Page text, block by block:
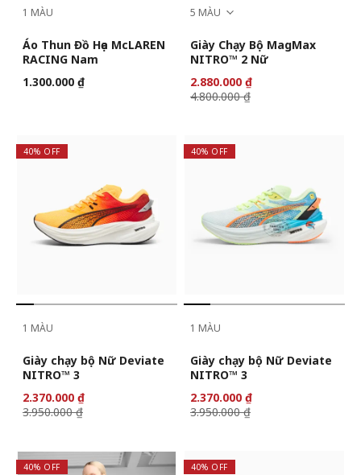
1 MÀU
Áo Thun Đồ Họa McLAREN
RACING Nam
1.300.000 ₫
5 MÀU
Giày Chạy Bộ MagMax
NITRO™ 2 Nữ
2.880.000 ₫
4.800.000 ₫
40% OFF
1 MÀU
Giày chạy bộ Nữ Deviate
NITRO™ 3
2.370.000 ₫
3.950.000 ₫
40% OFF
1 MÀU
Giày chạy bộ Nữ Deviate
NITRO™ 3
2.370.000 ₫
3.950.000 ₫
40% OFF 40% OFF